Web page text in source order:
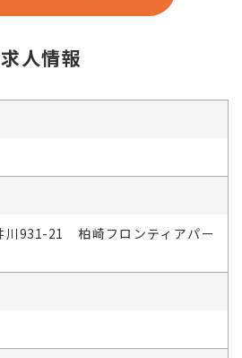
求人情報
川931-21 柏崎フロンティアパー